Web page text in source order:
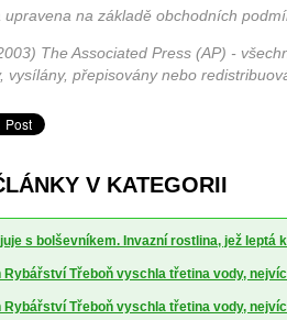
upravena na základě obchodních
The Associated Press (AP) -
vysílány, přepisovány nebo
V KATEGORII
s bolševníkem. Invazní rostlina, jež leptá
Rybářství Třeboň vyschla třetina vody,
Rybářství Třeboň vyschla třetina vody,